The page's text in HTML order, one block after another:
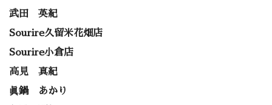
武田 英紀
Sourire久留米花畑店
Sourire小倉店
高見 真紀
眞鍋 あかり